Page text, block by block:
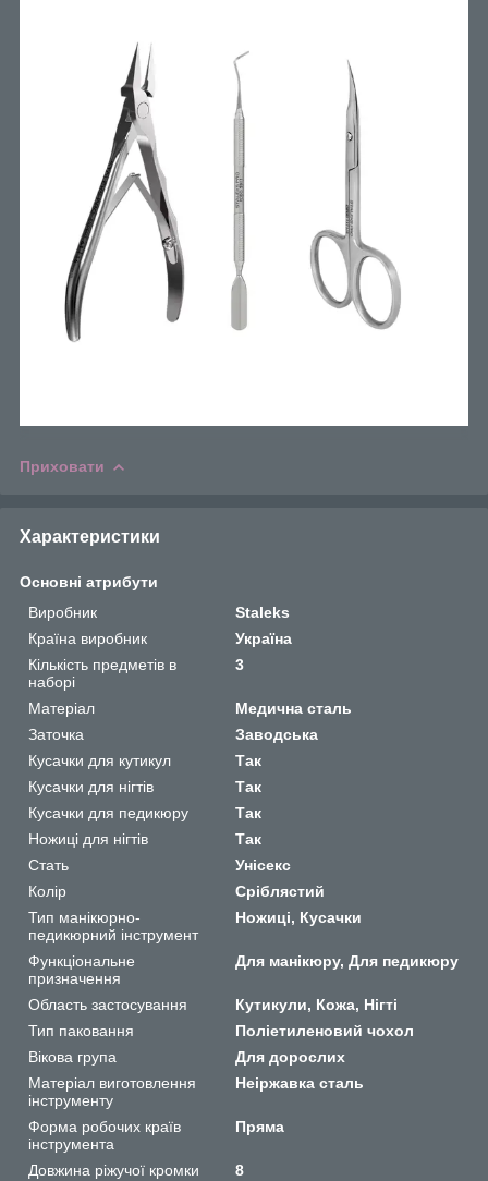
Приховати
Характеристики
Основні атрибути
Виробник
Staleks
Країна виробник
Україна
Кількість предметів в
наборі
3
Матеріал
Медична сталь
Заточка
Заводська
Кусачки для кутикул
Так
Кусачки для нігтів
Так
Кусачки для педикюру
Так
Ножиці для нігтів
Так
Стать
Унісекс
Колір
Сріблястий
Тип манікюрно-
педикюрний інструмент
Ножиці, Кусачки
Функціональне
призначення
Для манікюру, Для педикюру
Область застосування
Кутикули, Кожа, Нігті
Тип паковання
Поліетиленовий чохол
Вікова група
Для дорослих
Матеріал виготовлення
інструменту
Неіржавка сталь
Форма робочих країв
інструмента
Пряма
Довжина ріжучої кромки 8